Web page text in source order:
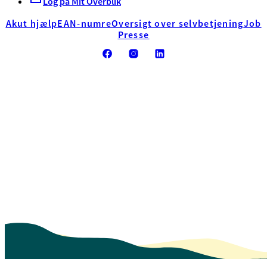
Akut hjælpEAN-numreOversigt over selvbetjeningJob
Presse